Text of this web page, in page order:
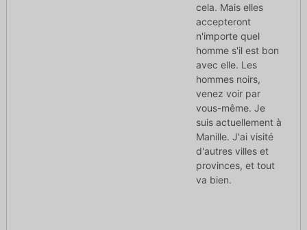
cela. Mais elles
accepteront
n'importe quel
homme s'il est bon
avec elle. Les
hommes noirs,
venez voir par
vous-même. Je
suis actuellement à
Manille. J'ai visité
d'autres villes et
provinces, et tout
va bien.